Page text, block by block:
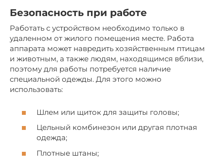
Безопасность при работе
Работать с устройством необходимо только в
удаленном от жилого помещения месте. Работа
аппарата может навредить хозяйственным птицам
и животным, а также людям, находящимся вблизи,
поэтому для работы потребуется наличие
специальной одежды. Для этого можно
использовать:
Шлем или щиток для защиты головы;
Цельный комбинезон или другая плотная
одежда;
Плотные штаны;